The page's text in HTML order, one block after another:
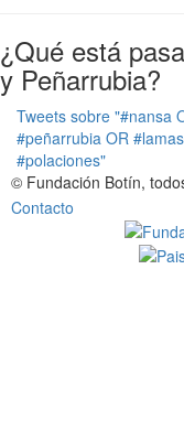
¿Qué está
y Peñarrubia?
Tweets sobre "#nansa
#peñarrubia OR
#polaciones"
© Fundación Botín,
Contacto